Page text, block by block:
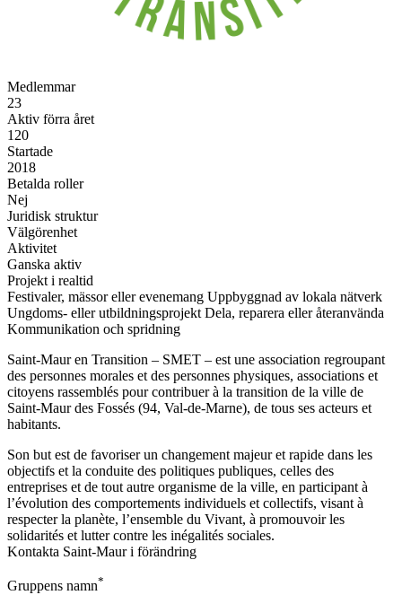
Medlemmar
23
Aktiv förra året
120
Startade
2018
Betalda roller
Nej
Juridisk struktur
Välgörenhet
Aktivitet
Ganska aktiv
Projekt i realtid
Festivaler, mässor eller evenemang Uppbyggnad av lokala nätverk
Ungdoms- eller utbildningsprojekt Dela, reparera eller återanvända
Kommunikation och spridning
Saint-Maur en Transition – SMET – est une association regroupant
des personnes morales et des personnes physiques, associations et
citoyens rassemblés pour contribuer à la transition de la ville de
Saint-Maur des Fossés (94, Val-de-Marne), de tous ses acteurs et
habitants.
Son but est de favoriser un changement majeur et rapide dans les
objectifs et la conduite des politiques publiques, celles des
entreprises et de tout autre organisme de la ville, en participant à
l’évolution des comportements individuels et collectifs, visant à
respecter la planète, l’ensemble du Vivant, à promouvoir les
solidarités et lutter contre les inégalités sociales.
Kontakta Saint-Maur i förändring
Gruppens namn*